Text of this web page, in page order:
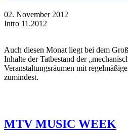
02. November 2012
Intro 11.2012
Auch diesen Monat liegt bei dem
Inhalte der Tatbestand der
Veranstaltungsräumen mit
zumindest.
MTV MUSIC WEEK